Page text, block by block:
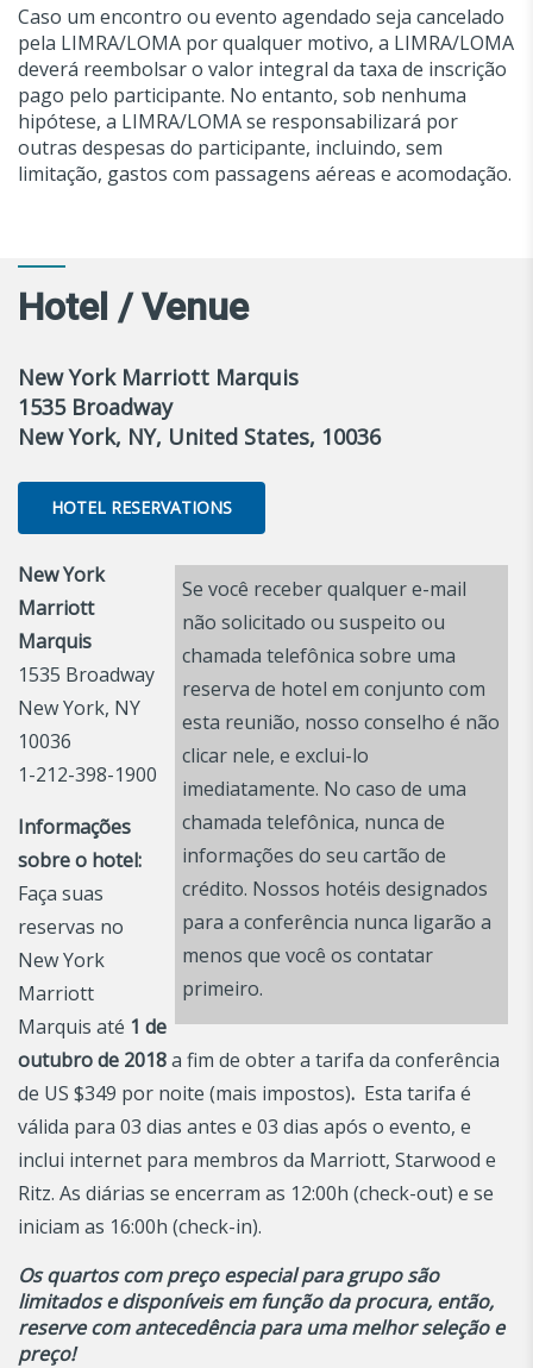
Caso um encontro ou evento agendado seja cancelado
pela LIMRA/LOMA por qualquer motivo, a LIMRA/LOMA
deverá reembolsar o valor integral da taxa de inscrição
pago pelo participante. No entanto, sob nenhuma
hipótese, a LIMRA/LOMA se responsabilizará por
outras despesas do participante, incluindo, sem
limitação, gastos com passagens aéreas e acomodação.
Hotel / Venue
New York Marriott Marquis
1535 Broadway
New York, NY, United States, 10036
HOTEL RESERVATIONS
Se você receber qualquer e-mail
não solicitado ou suspeito ou
chamada telefônica sobre uma
reserva de hotel em conjunto com
esta reunião, nosso conselho é não
clicar nele, e exclui-lo
imediatamente. No caso de uma
chamada telefônica, nunca de
informações do seu cartão de
crédito. Nossos hotéis designados
para a conferência nunca ligarão a
menos que você os contatar
primeiro.
New York
Marriott
Marquis
1535 Broadway
New York, NY
10036
1-212-398-1900
Informações
sobre o hotel:
Faça suas
reservas no
New York
Marriott
Marquis até 1 de
outubro de 2018a fim de obter a tarifa da conferência
de US $349 por noite (mais impostos). Esta tarifa é
válida para 03 dias antes e 03 dias após o evento, e
inclui internet para membros da Marriott, Starwood e
Ritz. As diárias se encerram as 12:00h (check-out) e se
iniciam as 16:00h (check-in).
Os quartos com preço especial para grupo são
limitados e disponíveis em função da procura, então,
reserve com antecedência para uma melhor seleção e
preço!